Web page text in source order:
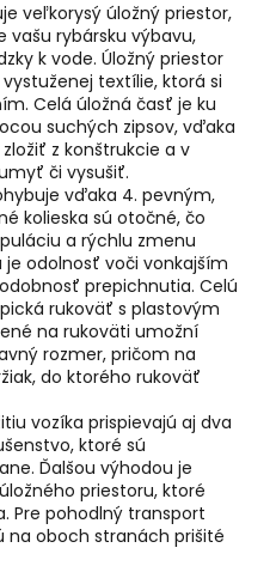
veľkorysý úložný priestor,
rybársku výbavu,
k vode. Úložný priestor
textílie, ktorá si
Celá úložná časť je ku
suchých zipsov, vďaka
z konštrukcie a v
či vysušiť.
vďaka 4. pevným,
kolieska sú otočné, čo
a rýchlu zmenu
odolnosť voči vonkajším
prepichnutia. Celú
rukoväť s plastovým
na rukoväti umožní
rozmer, pričom na
do ktorého rukoväť
vozíka prispievajú aj dva
ktoré sú
Ďalšou výhodou je
priestoru, ktoré
Pre pohodlný transport
na oboch stranách prišité